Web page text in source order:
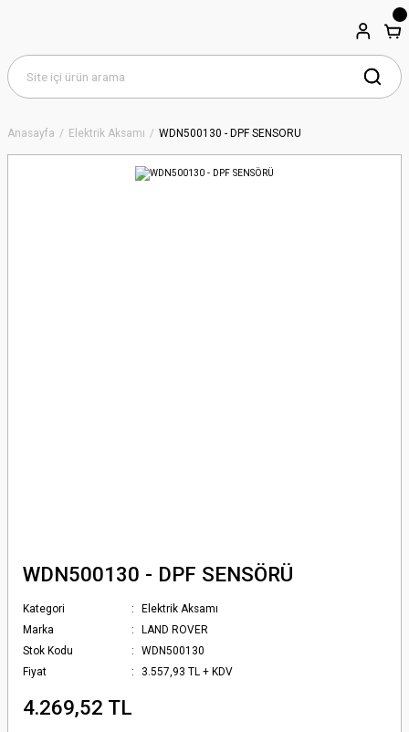
Anasayfa Elektrik Aksamı WDN500130 - DPF SENSÖRÜ
WDN500130 - DPF SENSÖRÜ
Kategori
Elektrik Aksamı
Marka
LAND ROVER
Stok Kodu
WDN500130
Fiyat
3.557,93 TL + KDV
4.269,52 TL